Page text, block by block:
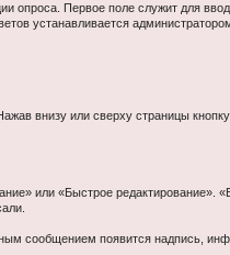
опроса. Первое поле служит для
устанавливается
внизу или сверху страницы
или «Быстрое редактирование».
сообщением появится надпись,